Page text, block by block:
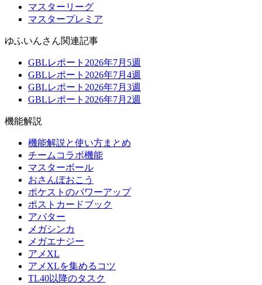
マスターリーグ
マスタープレミア
ゆふいんさん関連記事
GBLレポート2026年7月5週
GBLレポート2026年7月4週
GBLレポート2026年7月3週
GBLレポート2026年7月2週
機能解説
機能解説と使い方まとめ
チームコラボ機能
マスターボール
おさんぽおこう
ポケストのパワーアップ
ポストカードブック
アバター
メガシンカ
メガエナジー
アメXL
アメXLを集めるコツ
TL40以降のタスク